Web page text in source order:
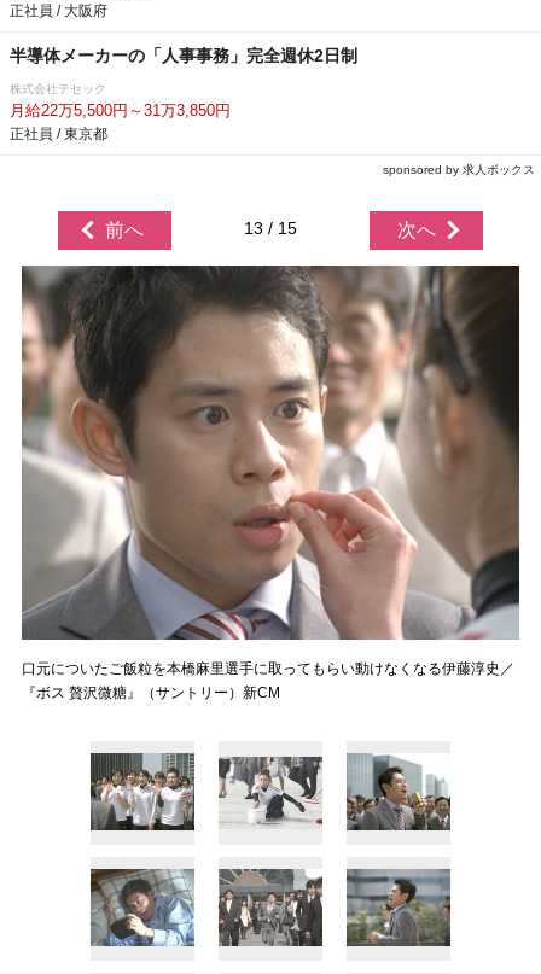
正社員 / 大阪府
半導体メーカーの「人事事務」完全週休2日制
株式会社テセック
月給22万5,500円～31万3,850円
正社員 / 東京都
sponsored by 求人ボックス
前へ 13 / 15 次へ
口元についたご飯粒を本橋麻里選手に取ってもらい動けなくなる伊藤淳史／
『ボス 贅沢微糖』（サントリー）新CM